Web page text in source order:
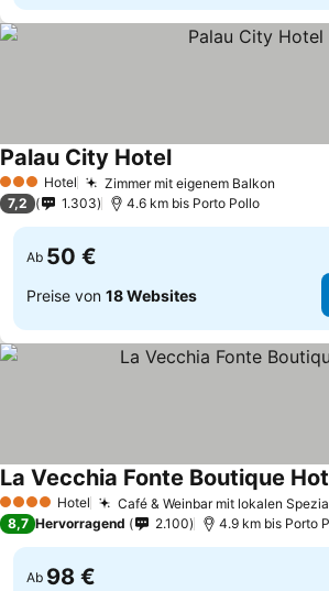
3 SterneHotel Zimmer mit eigenem Balkon
Palau City Hotel
7,2 1.303 4.6 km bis Porto Pollo
Ab 50 €
Preise von 18 Websites
4 Sterne Hotel Café & Weinbar mit lokalen
La Vecchia Fonte Boutique
8,7 Hervorragend 2.100 4.9 km bis Porto
Ab 98 €